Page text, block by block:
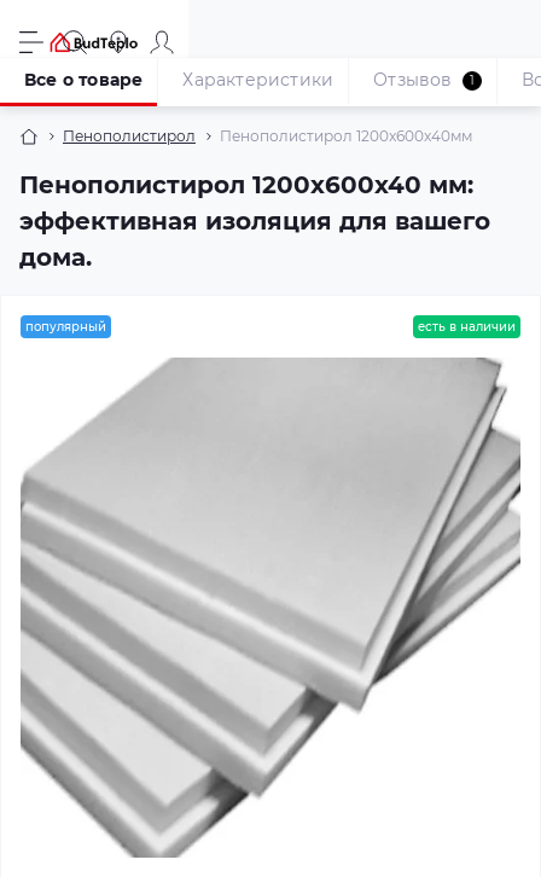
Пенополистирол Пенополистирол 1200x600x40мм
Пенополистирол 1200x600x40 мм:
эффективная изоляция для вашего
дома.
Все о товаре Характеристики Отзывов 1
популярный есть в наличии